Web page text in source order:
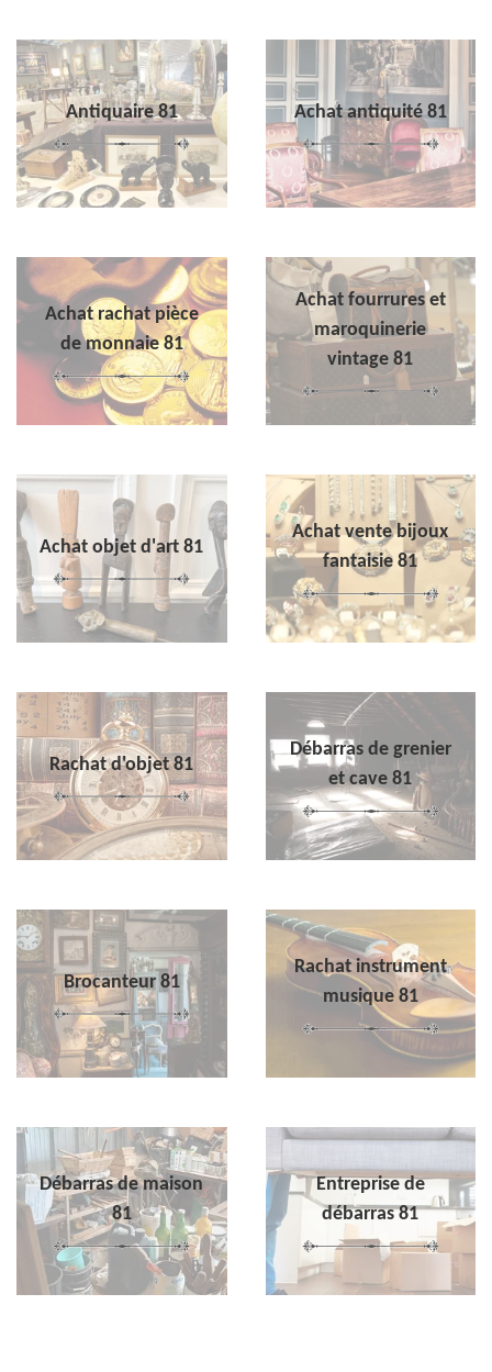
Antiquaire 81 Achat antiquité 81
Achat rachat pièce
de monnaie 81
Achat fourrures et
maroquinerie
vintage 81
Achat objet d'art 81
Achat vente bijoux
fantaisie 81
Rachat d'objet 81
Débarras de grenier
et cave 81
Brocanteur 81
Rachat instrument
musique 81
Débarras de maison
81
Entreprise de
débarras 81